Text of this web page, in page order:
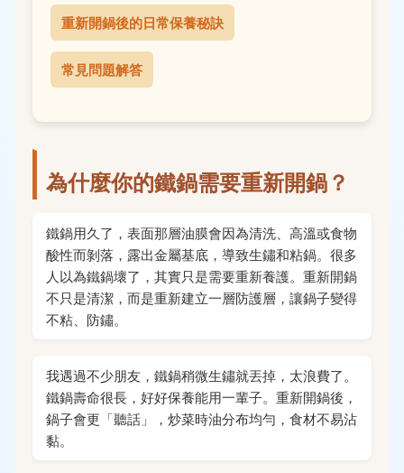
重新開鍋後的日常保養秘訣
常見問題解答
為什麼你的鐵鍋需要重新開鍋？
鐵鍋用久了，表面那層油膜會因為清洗、高溫或食物
酸性而剝落，露出金屬基底，導致生鏽和粘鍋。很多
人以為鐵鍋壞了，其實只是需要重新養護。重新開鍋
不只是清潔，而是重新建立一層防護層，讓鍋子變得
不粘、防鏽。
我遇過不少朋友，鐵鍋稍微生鏽就丟掉，太浪費了。
鐵鍋壽命很長，好好保養能用一輩子。重新開鍋後，
鍋子會更「聽話」，炒菜時油分布均勻，食材不易沾
黏。